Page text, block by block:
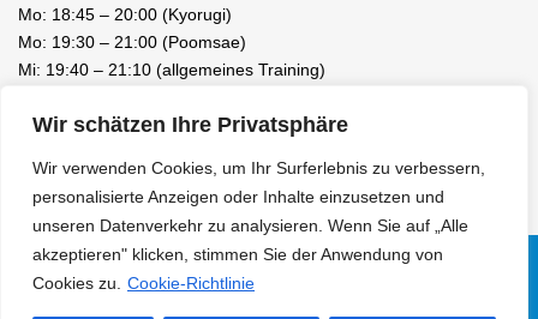
Wir schätzen Ihre Privatsphäre
Wir verwenden Cookies, um Ihr Surferlebnis zu verbessern,
personalisierte Anzeigen oder Inhalte einzusetzen und
unseren Datenverkehr zu analysieren. Wenn Sie auf „Alle
akzeptieren" klicken, stimmen Sie der Anwendung von
Cookies zu.
Cookie-Richtlinie
Mo: 18:45 – 20:00 (Kyorugi)
Mo: 19:30 – 21:00 (Poomsae)
Mi: 19:40 – 21:10 (allgemeines Training)
Facebook
LinkedIn
Instagram